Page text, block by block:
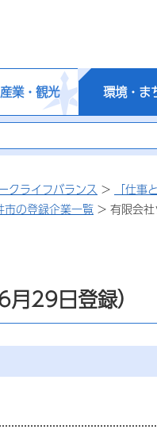
業・観光 環境・ま
クライフバランス > 「仕
市の登録企業一覧 > 有限会社
29日登録）